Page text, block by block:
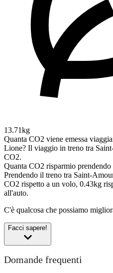
13.71kg
Quanta CO2 viene emessa
Lione? Il viaggio in treno tra
CO2.
Quanta CO2 risparmio
Prendendo il treno tra Saint-
CO2 rispetto a un volo, 0.43kg
all'auto.
C'è qualcosa che possiamo
Facci sapere!
Domande frequenti